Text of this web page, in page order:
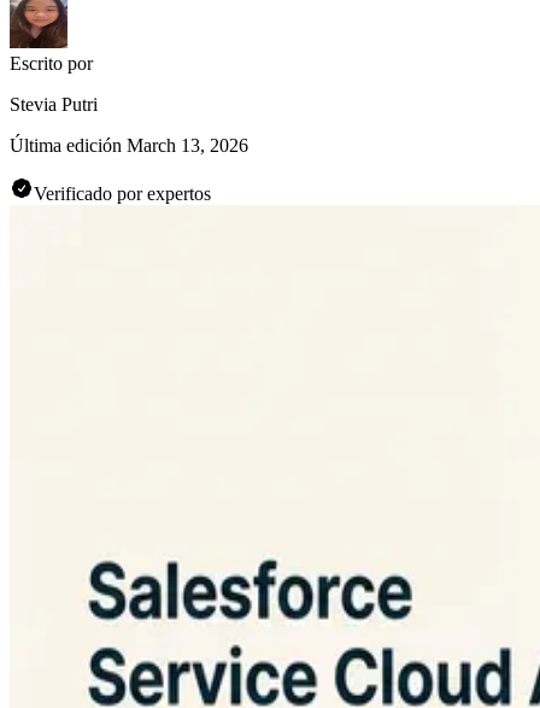
Escrito por
Stevia Putri
Última edición March 13, 2026
Verificado por expertos